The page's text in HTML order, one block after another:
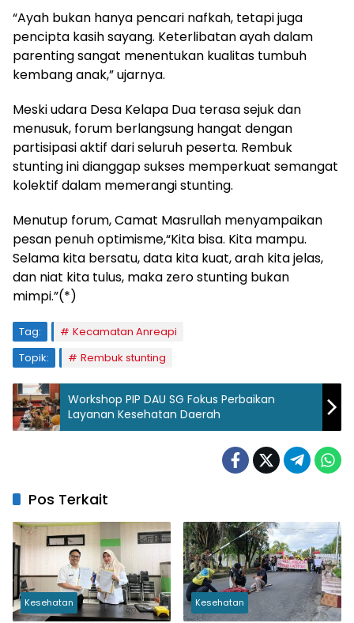
“Ayah bukan hanya pencari nafkah, tetapi juga
pencipta kasih sayang. Keterlibatan ayah dalam
parenting sangat menentukan kualitas tumbuh
kembang anak,” ujarnya.
Meski udara Desa Kelapa Dua terasa sejuk dan
menusuk, forum berlangsung hangat dengan
partisipasi aktif dari seluruh peserta. Rembuk
stunting ini dianggap sukses memperkuat semangat
kolektif dalam memerangi stunting.
Menutup forum, Camat Masrullah menyampaikan
pesan penuh optimisme,“Kita bisa. Kita mampu.
Selama kita bersatu, data kita kuat, arah kita jelas,
dan niat kita tulus, maka zero stunting bukan
mimpi.”(*)
Tag:
Kecamatan Anreapi
Topik:
Rembuk stunting
Workshop PIP DAU SG Fokus Perbaikan
Layanan Kesehatan Daerah
Pos Terkait
Kesehatan Kesehatan